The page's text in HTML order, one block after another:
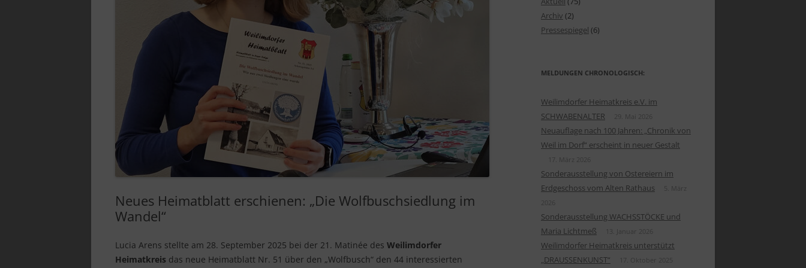
PROJEKT GRENZSTEIN
LICHTKARZ
VIDEOEINBLICK „KÖNIGREICH
WÜRTTEMBERG UND DER
BERGHEIMER HOF“
DACHBODEN“
LUFTSCHUTZKELLER“
HILDER ADLER
ZWISCHEN FRONT UND HEIMAT
MÄRKLIN, ANKER & CO
MEISTERSTÜCKE
EI EI EI
GELIEBTES BILDERBUCH
ANSICHTSKARTEN
UNSER GEDÄCHTNIS
Neues Heimatblatt erschienen: „Die Wolfbuschsiedlung im
Wandel“
Lucia Arens stellte am 28. September 2025 bei der 21. Matinée des Weilimdorfer
Heimatkreis das neue Heimatblatt Nr. 51 über den „Wolfbusch“ den 44 interessierten
Archiv (2)
Pressespiegel (6)
MELDUNGEN CHRONOLOGISCH:
Weilimdorfer Heimatkreis e.V. im
SCHWABENALTER
29. Mai 2026
Neuauflage nach 100 Jahren: „Chronik von
Weil im Dorf“ erscheint in neuer Gestalt
17. März 2026
Sonderausstellung von Ostereiern im
Erdgeschoss vom Alten Rathaus
5. März
2026
Sonderausstellung WACHSSTÖCKE und
Maria Lichtmeß
13. Januar 2026
Weilimdorfer Heimatkreis unterstützt
„DRAUSSENKUNST“
17. Oktober 2025